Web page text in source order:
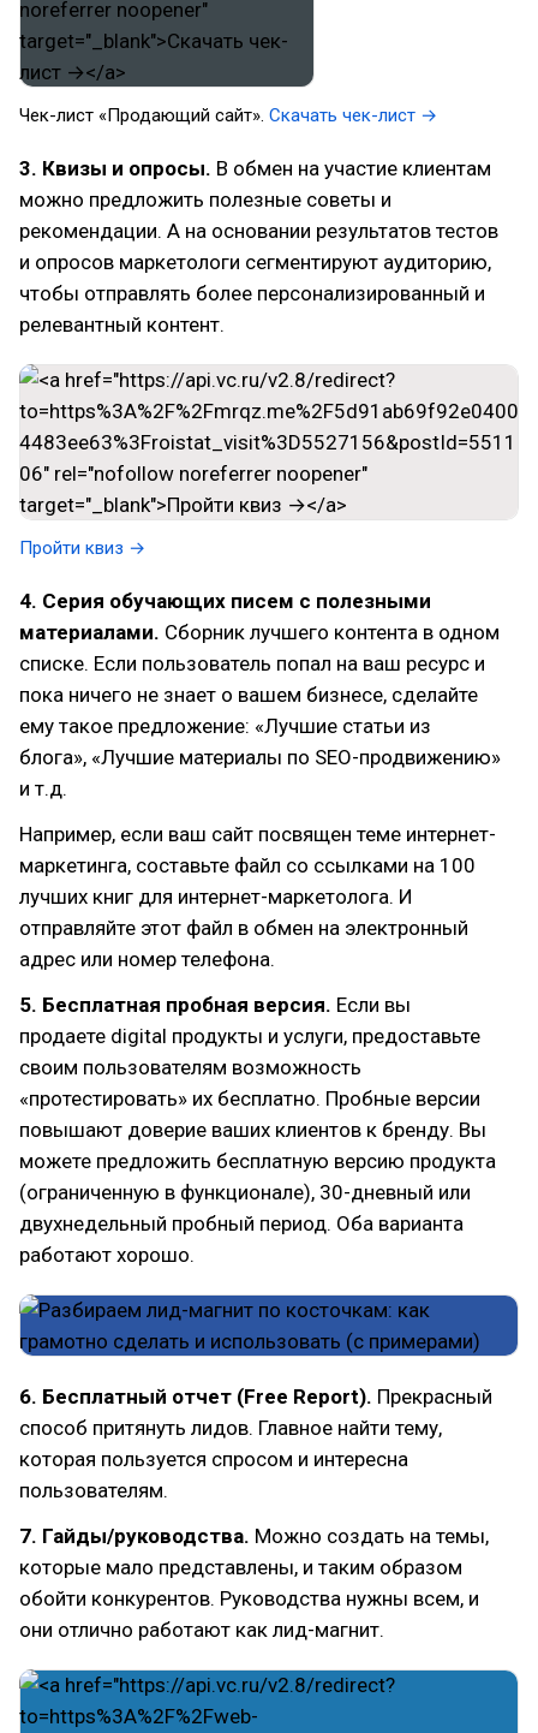
Чек-лист «Продающий сайт». Скачать чек-лист →
3. Квизы и опросы. В обмен на участие клиентам
можно предложить полезные советы и
рекомендации. А на основании результатов тестов
и опросов маркетологи сегментируют аудиторию,
чтобы отправлять более персонализированный и
релевантный контент.
Пройти квиз →
4. Серия обучающих писем с полезными
материалами. Сборник лучшего контента в одном
списке. Если пользователь попал на ваш ресурс и
пока ничего не знает о вашем бизнесе, сделайте
ему такое предложение: «Лучшие статьи из
блога», «Лучшие материалы по SEO-продвижению»
и т.д.
Например, если ваш сайт посвящен теме интернет-
маркетинга, составьте файл со ссылками на 100
лучших книг для интернет-маркетолога. И
отправляйте этот файл в обмен на электронный
адрес или номер телефона.
5. Бесплатная пробная версия. Если вы
продаете digital продукты и услуги, предоставьте
своим пользователям возможность
«протестировать» их бесплатно. Пробные версии
повышают доверие ваших клиентов к бренду. Вы
можете предложить бесплатную версию продукта
(ограниченную в функционале), 30-дневный или
двухнедельный пробный период. Оба варианта
работают хорошо.
6. Бесплатный отчет (Free Report). Прекрасный
способ притянуть лидов. Главное найти тему,
которая пользуется спросом и интересна
пользователям.
7. Гайды/руководства. Можно создать на темы,
которые мало представлены, и таким образом
обойти конкурентов. Руководства нужны всем, и
они отлично работают как лид-магнит.